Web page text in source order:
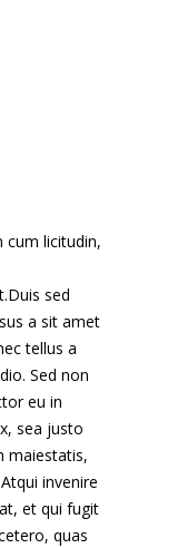
cum licitudin,
sed
a sit amet
tellus a
Sed non
eu in
sea justo
maiestatis,
invenire
et qui fugit
quas